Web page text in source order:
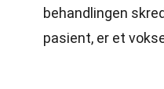
behandlingen
pasient, er et